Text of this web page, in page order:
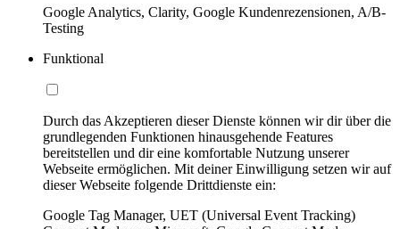
Google Analytics, Clarity, Google Kundenrezensionen, A/B-
Testing
Funktional
Durch das Akzeptieren dieser Dienste können wir dir über die
grundlegenden Funktionen hinausgehende Features
bereitstellen und dir eine komfortable Nutzung unserer
Webseite ermöglichen. Mit deiner Einwilligung setzen wir auf
dieser Webseite folgende Drittdienste ein:
Google Tag Manager, UET (Universal Event Tracking)